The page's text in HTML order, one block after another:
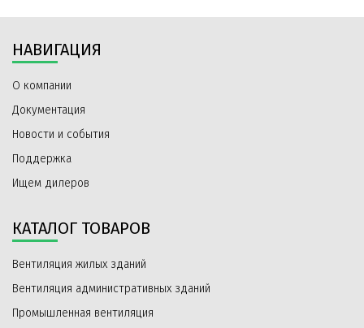
НАВИГАЦИЯ
О компании
Документация
Новости и события
Поддержка
Ищем дилеров
КАТАЛОГ ТОВАРОВ
Вентиляция жилых зданий
Вентиляция административных зданий
Промышленная вентиляция